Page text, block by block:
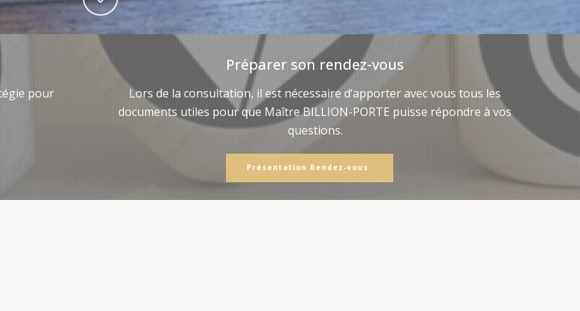
pour
Préparer son rendez-vous
Lors de la consultation, il est nécessaire d’apporter avec vous tous les
documents utiles pour que Maître BILLION-PORTE puisse répondre à vos
questions.
Présentation Rendez-vous